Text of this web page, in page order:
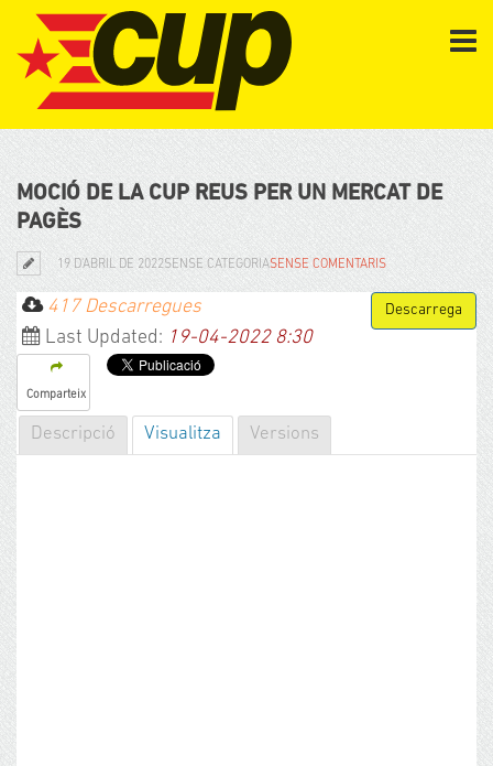
MOCIÓ DE LA CUP REUS PER UN MERCAT DE
PAGÈS
19 D'ABRIL DE 2022SENSE CATEGORIASENSE COMENTARIS
417 Descarregues
Last Updated: 19-04-2022 8:30
Comparteix
Descripció Visualitza Versions